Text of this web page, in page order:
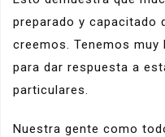
preparado y capacitado
creemos. Tenemos
para dar respuesta a
particulares.
Nuestra gente como